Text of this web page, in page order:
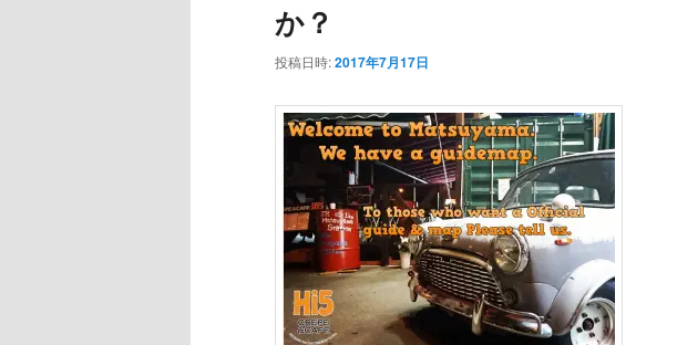
か？
投稿日時:2017年7月17日